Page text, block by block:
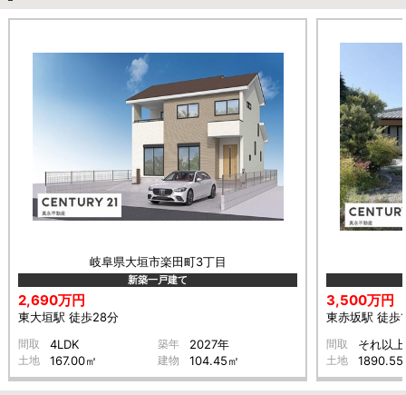
岐阜県大垣市楽田町3丁目
新築一戸建て
2,690万円
東大垣駅 徒歩28分
間取 4LDK 築年 2027年
土地 167.00㎡ 建物 104.45㎡
3,500万円
東赤坂駅 徒歩
間取 それ以上
土地 1890.55